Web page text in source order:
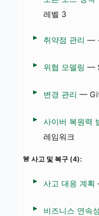
레벨 3
취약점 관리 —
위협 모델링 —
변경 관리 —
사이버 복원력
레임워크
🚨 사고 및 복구 (4):
사고 대응 계획
비즈니스 연속